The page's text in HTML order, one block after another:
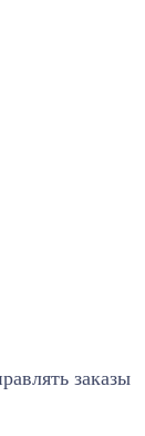
заказы